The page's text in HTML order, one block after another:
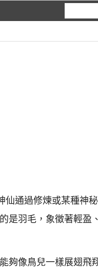
通過修煉或某種神
是羽毛，象徵著輕盈
夠像鳥兒一樣展翅飛